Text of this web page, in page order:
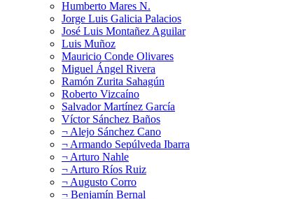
Humberto Mares N.
Jorge Luis Galicia Palacios
José Luis Montañez Aguilar
Luis Muñoz
Mauricio Conde Olivares
Miguel Ángel Rivera
Ramón Zurita Sahagún
Roberto Vizcaíno
Salvador Martínez García
Víctor Sánchez Baños
¬ Alejo Sánchez Cano
¬ Armando Sepúlveda Ibarra
¬ Arturo Nahle
¬ Arturo Ríos Ruiz
¬ Augusto Corro
¬ Benjamín Bernal